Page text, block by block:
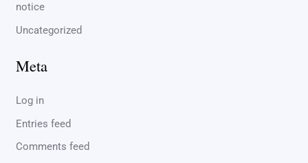
notice
Uncategorized
Meta
Log in
Entries feed
Comments feed